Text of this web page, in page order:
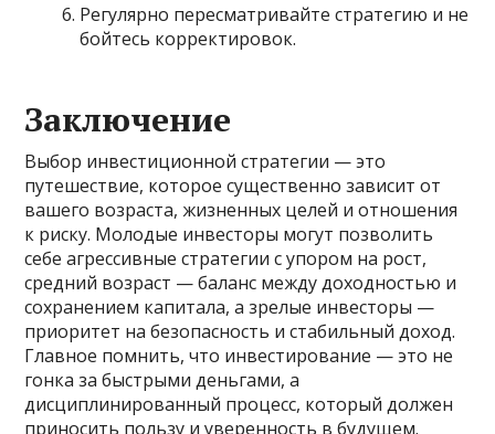
Регулярно пересматривайте стратегию и не
бойтесь корректировок.
Заключение
Выбор инвестиционной стратегии — это
путешествие, которое существенно зависит от
вашего возраста, жизненных целей и отношения
к риску. Молодые инвесторы могут позволить
себе агрессивные стратегии с упором на рост,
средний возраст — баланс между доходностью и
сохранением капитала, а зрелые инвесторы —
приоритет на безопасность и стабильный доход.
Главное помнить, что инвестирование — это не
гонка за быстрыми деньгами, а
дисциплинированный процесс, который должен
приносить пользу и уверенность в будущем.